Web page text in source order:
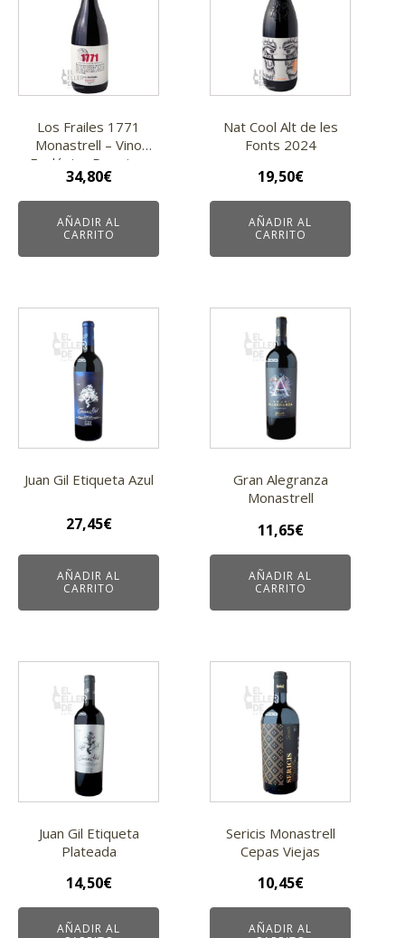
Los Frailes 1771
Monastrell – Vino
Ecológico Premium
34,80€
AÑADIR AL
CARRITO
Nat Cool Alt de les
Fonts 2024
19,50€
AÑADIR AL
CARRITO
Juan Gil Etiqueta Azul
27,45€
AÑADIR AL
CARRITO
Gran Alegranza
Monastrell
11,65€
AÑADIR AL
CARRITO
Juan Gil Etiqueta
Plateada
14,50€
AÑADIR AL
Sericis Monastrell
Cepas Viejas
10,45€
AÑADIR AL